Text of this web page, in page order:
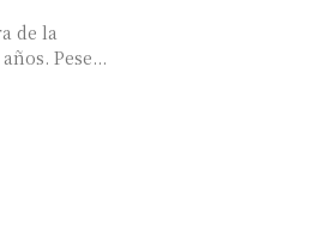
de la
Pese...